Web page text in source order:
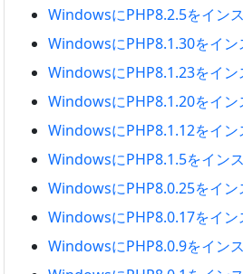
WindowsにPHP8.2.5をイン
WindowsにPHP8.1.30をイ
WindowsにPHP8.1.23をイ
WindowsにPHP8.1.20をイ
WindowsにPHP8.1.12をイ
WindowsにPHP8.1.5をイン
WindowsにPHP8.0.25をイ
WindowsにPHP8.0.17をイ
WindowsにPHP8.0.9をイン